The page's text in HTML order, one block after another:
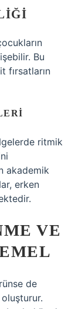
Bu
fırsatların
ritmik
akademik
erken
VE
de